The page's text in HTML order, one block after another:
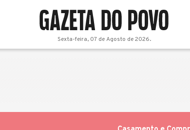
Sexta-feira, 07 de Agosto de 2026.